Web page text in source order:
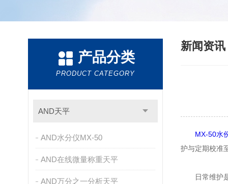
产品分类
PRODUCT CATEGORY
AND天平
AND水分仪MX-50
AND在线微量称重天平
AND万分之一分析天平
新闻资讯
MX-50水
护与定期校准
日常维护是